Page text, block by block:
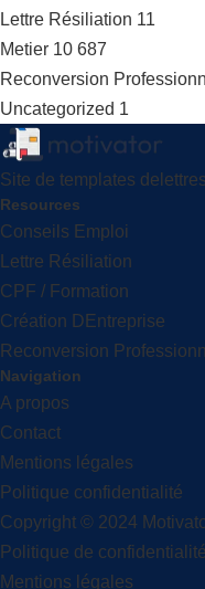
Lettre Résiliation 11
Metier 10 687
Reconversion
Uncategorized 1
Site de templates
Resources
Conseils Emploi
Lettre Résiliation
CPF / Formation
Création DEntreprise
Reconversion
Navigation
A propos
Contact
Mentions légales
Politique confidentialité
Copyright © 2024
Politique de confidentialité
Mentions légales